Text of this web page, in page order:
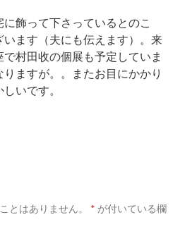
飾って下さっているとのこ
います（夫にも伝えます）。来
村田收の個展も予定していま
ますが。。またお目にかかり
いです。
とはありません。 * が付いている欄